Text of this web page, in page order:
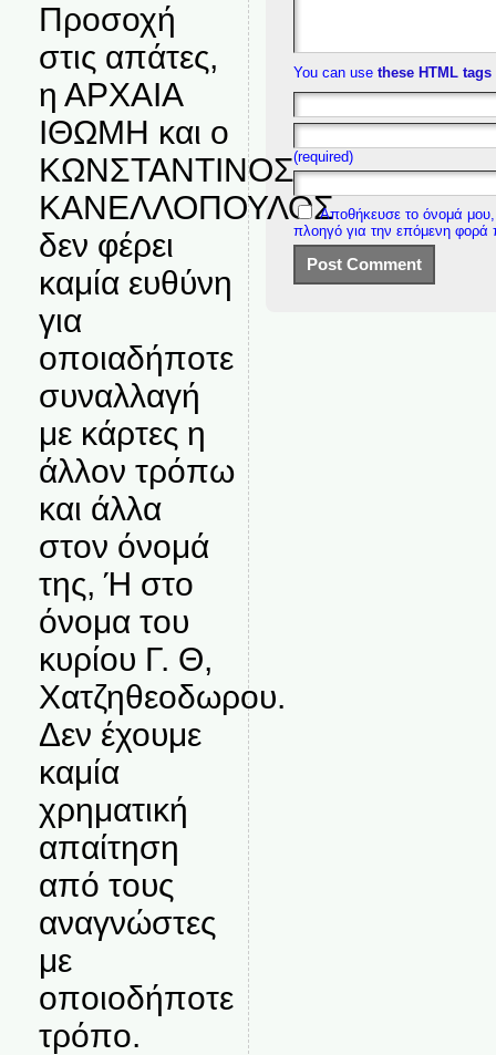
Προσοχή
στις απάτες,
η ΑΡΧΑΙΑ
ΙΘΩΜΗ και ο
ΚΩΝΣΤΑΝΤΙΝΟΣ
ΚΑΝΕΛΛΟΠΟΥΛΟΣ
δεν φέρει
καμία ευθύνη
για
οποιαδήποτε
συναλλαγή
με κάρτες η
άλλον τρόπω
και άλλα
στον όνομά
της, Ή στο
όνομα του
κυρίου Γ. Θ,
Χατζηθεοδωρου.
Δεν έχουμε
καμία
χρηματική
απαίτηση
από τους
αναγνώστες
με
οποιοδήποτε
τρόπο.
You can use these HTML tags
(required)
Αποθήκευσε το όνομά μου,
πλοηγό για την επόμενη